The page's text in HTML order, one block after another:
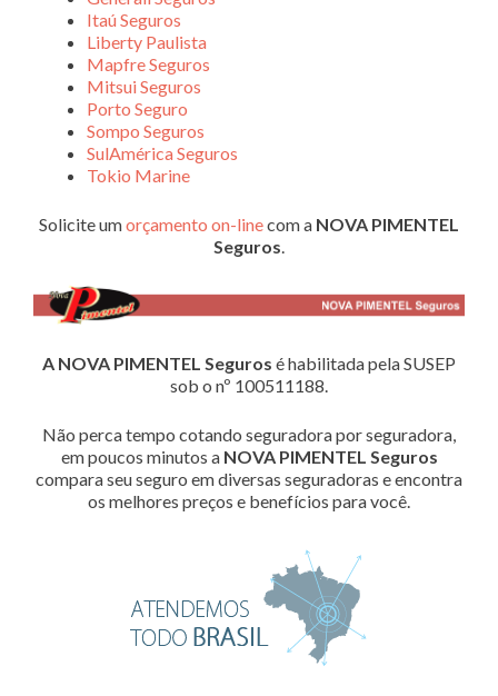
Itaú Seguros
Liberty Paulista
Mapfre Seguros
Mitsui Seguros
Porto Seguro
Sompo Seguros
SulAmérica Seguros
Tokio Marine
Solicite umorçamento on-linecom a NOVA PIMENTEL
Seguros.
A NOVA PIMENTEL Seguros é habilitada pela SUSEP
sob o nº 100511188.
Não perca tempo cotando seguradora por seguradora,
em poucos minutos a NOVA PIMENTEL Seguros
compara seu seguro em diversas seguradoras e encontra
os melhores preços e benefícios para você.